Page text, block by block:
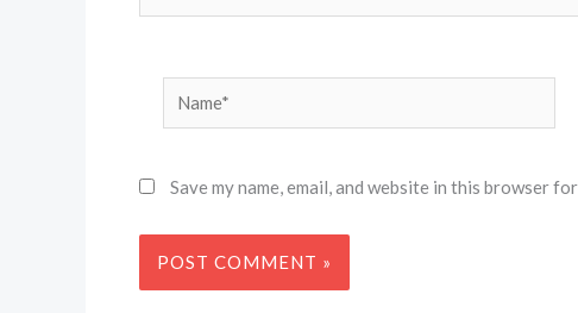
Name*
Save my name, email, and website in this browser